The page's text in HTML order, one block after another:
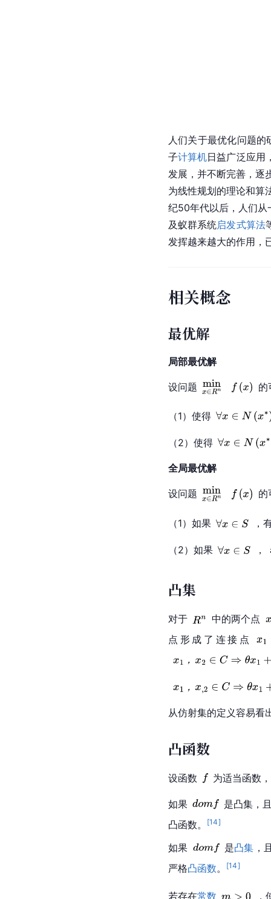
人们关于最优化问题
子计算机日益广泛应用
发展，并不断完善，逐
为线性规划的理论和算
纪50年代以后，人们从
及蚁群系统启发式算法
发挥越来越大的作用，
相关概念
最优解
局部最优解
设问题 的
（1）使得
（2）使得
全局最优解
设问题 的
（1）如果 ，
（2）如果 ，
凸集
对于
中的两个点
点形成了连接点
从仿射集的定义容易看
凸函数
设函数 为适当函数，
如果
是凸集，
凸函数。 [14]
如果 是凸集 ，
严格凸函数。 [14]
若存在常数 ，